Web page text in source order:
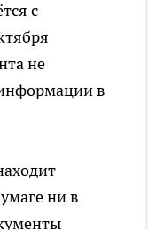
с
не
в
ни в